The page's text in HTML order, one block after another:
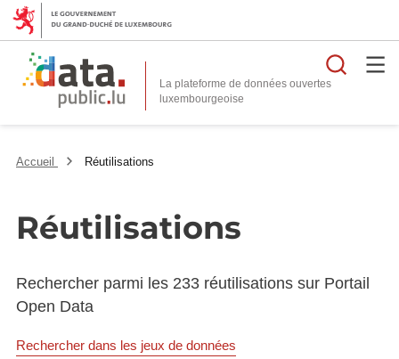
La plateforme de données ouvertes
Accueil Réutilisations
Réutilisations
Rechercher parmi les 233 réutilisations sur Portail
Open Data
Rechercher dans les jeux de données